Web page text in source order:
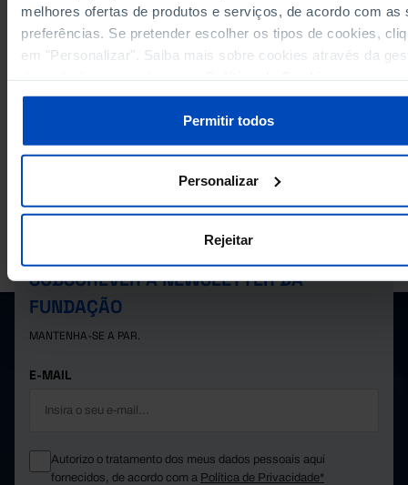
melhores ofertas de produtos e serviços, de acordo com as
preferências. Se pretender escolher os tipos de cookies,
em "Personalizar". Saiba mais sobre cookies através da
Permitir todos
Personalizar
Rejeitar
RELACIONADOS
Recenseados: total, por nacionalidade e por residência em Portugal
A PORDATA É UM PROJETO DA FUNDAÇÃO FRANCISCO MANUEL DOS
SUBSCREVER A NEWSLETTER DA
FUNDAÇÃO
MANTENHA-SE A PAR.
E-MAIL
Autorizo o tratamento dos meus dados pessoais aqui
fornecidos, de acordo com a Política de Privacidade*